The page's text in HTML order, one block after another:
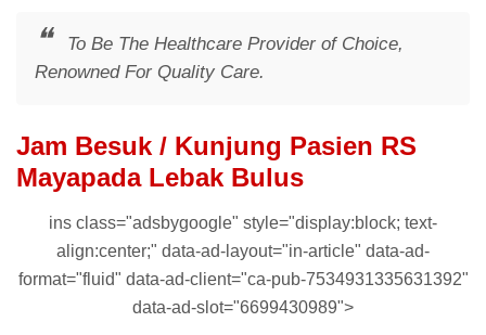
To Be The Healthcare Provider of Choice,
Renowned For Quality Care.
Jam Besuk / Kunjung Pasien RS
Mayapada Lebak Bulus
ins class="adsbygoogle" style="display:block; text-
align:center;" data-ad-layout="in-article" data-ad-
format="fluid" data-ad-client="ca-pub-7534931335631392"
data-ad-slot="6699430989">